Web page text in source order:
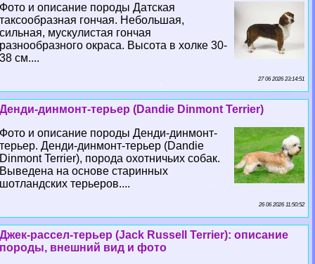
Фото и описание породы Датская
таксообразная гончая. Небольшая,
сильная, мускулистая гончая
разнообразного окраса. Высота в холке 30-
38 см....
27 06 2026 23:14:51
Денди-динмонт-терьер (Dandie Dinmont Terrier)
Фото и описание породы Денди-динмонт-
терьер. Денди-динмонт-терьер (Dandie
Dinmont Terrier), порода охотничьих собак.
Выведена на основе старинных
шотландских терьеров....
26 06 2026 11:50:52
Джек-рассел-терьер (Jack Russell Terrier): описание
породы, внешний вид и фото